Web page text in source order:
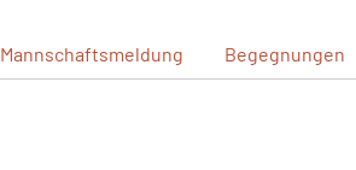
Mannschaftsmeldung Begegnungen